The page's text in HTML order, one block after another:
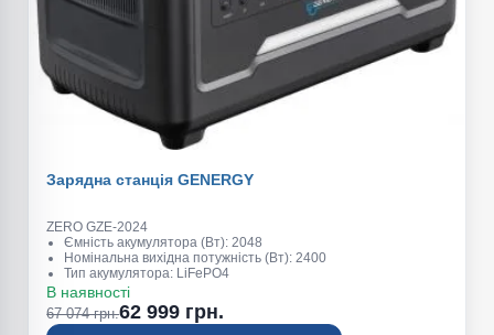
Зарядна станція GENERGY
ZERO GZE-2024
Ємність акумулятора (Вт): 2048
Номінальна вихідна потужність (Вт): 2400
Тип акумулятора: LiFePO4
Пікова потужність (Вт): 4800
Вага (кг): 24
В наявності
67 074 грн.62 999 грн.